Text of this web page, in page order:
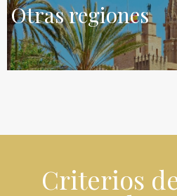
Otras regiones
Criterios